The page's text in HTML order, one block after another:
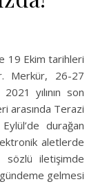
Merkür, 26-27
yılının son
arasında Terazi
durağan
aletlerde
sözlü iletişimde
gelmesi